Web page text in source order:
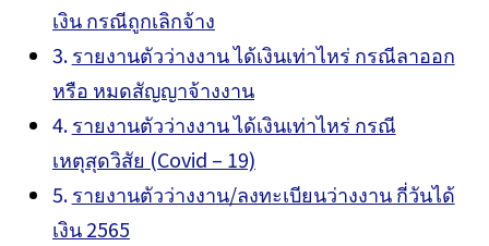
เงิน กรณีถูกเลิกจ้าง
รายงานตัวว่างงาน ได้เงินเท่าไหร่ กรณีลาออก
หรือ หมดสัญญาจ้างงาน
รายงานตัวว่างงาน ได้เงินเท่าไหร่ กรณี
เหตุสุดวิสัย (Covid – 19)
รายงานตัวว่างงาน/ลงทะเบียนว่างงาน กี่วันได้
เงิน 2565